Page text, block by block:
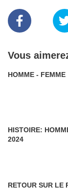
Vous
HOMME - FEMME
HISTOIRE: HOMME - FEMME D 12-08-
2024